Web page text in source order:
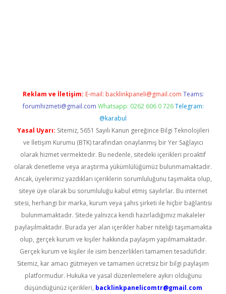
Reklam ve İletişim: E-mail: backlinkpaneli@gmail.com Teams:
forumhizmeti@gmail.com Whatsapp: 0262 606 0 726 Telegram:
@karabul
Yasal Uyarı: Sitemiz, 5651 Sayılı Kanun gereğince Bilgi Teknolojileri
ve İletişim Kurumu (BTK) tarafından onaylanmış bir Yer Sağlayıcı
olarak hizmet vermektedir. Bu nedenle, sitedeki içerikleri proaktif
olarak denetleme veya araştırma yükümlülüğümüz bulunmamaktadır.
Ancak, üyelerimiz yazdıkları içeriklerin sorumluluğunu taşımakta olup,
siteye üye olarak bu sorumluluğu kabul etmiş sayılırlar. Bu internet
sitesi, herhangi bir marka, kurum veya şahıs şirketi ile hiçbir bağlantısı
bulunmamaktadır. Sitede yalnızca kendi hazırladığımız makaleler
paylaşılmaktadır. Burada yer alan içerikler haber niteliği taşımamakta
olup, gerçek kurum ve kişiler hakkında paylaşım yapılmamaktadır.
Gerçek kurum ve kişiler ile isim benzerlikleri tamamen tesadüfidir.
Sitemiz, kar amacı gütmeyen ve tamamen ücretsiz bir bilgi paylaşım
platformudur. Hukuka ve yasal düzenlemelere aykırı olduğunu
düşündüğünüz içerikleri, backlinkpanelicomtr@gmail.com